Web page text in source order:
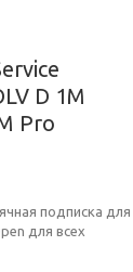
D 1M
Pro
подписка для
для всех